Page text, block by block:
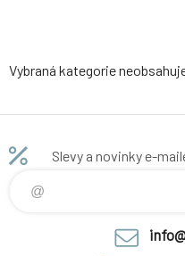
Vybraná kategorie
Slevy a novinky e-